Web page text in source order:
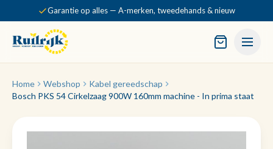
Garantie op alles — A-merken, tweedehands & nieuw
Home Webshop
Kabel gereedschap
Bosch PKS 54 Cirkelzaag 900W 160mm machine - In prima staat